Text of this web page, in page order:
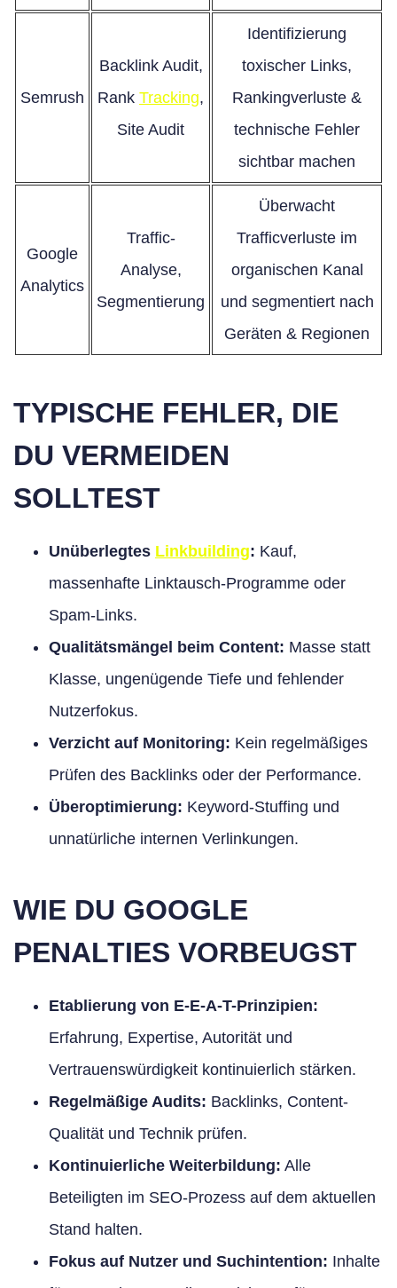
Semrush
Backlink Audit,
Rank Tracking,
Site Audit
Identifizierung
toxischer Links,
Rankingverluste &
technische Fehler
sichtbar machen
Google
Analytics
Traffic-
Analyse,
Segmentierung
Überwacht
Trafficverluste im
organischen Kanal
und segmentiert nach
Geräten & Regionen
TYPISCHE FEHLER, DIE
DU VERMEIDEN
SOLLTEST
Unüberlegtes Linkbuilding: Kauf,
massenhafte Linktausch-Programme oder
Spam-Links.
Qualitätsmängel beim Content: Masse statt
Klasse, ungenügende Tiefe und fehlender
Nutzerfokus.
Verzicht auf Monitoring: Kein regelmäßiges
Prüfen des Backlinks oder der Performance.
Überoptimierung: Keyword-Stuffing und
unnatürliche internen Verlinkungen.
WIE DU GOOGLE
PENALTIES VORBEUGST
Etablierung von E-E-A-T-Prinzipien:
Erfahrung, Expertise, Autorität und
Vertrauenswürdigkeit kontinuierlich stärken.
Regelmäßige Audits: Backlinks, Content-
Qualität und Technik prüfen.
Kontinuierliche Weiterbildung: Alle
Beteiligten im SEO-Prozess auf dem aktuellen
Stand halten.
Fokus auf Nutzer und Suchintention: Inhalte